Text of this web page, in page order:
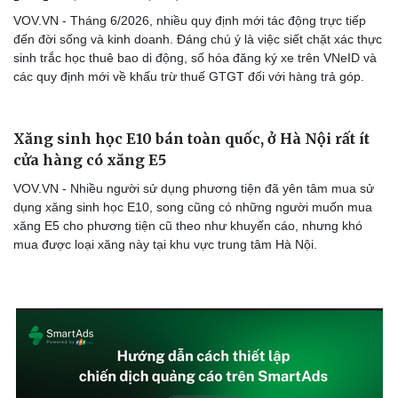
VOV.VN - Tháng 6/2026, nhiều quy định mới tác động trực tiếp
đến đời sống và kinh doanh. Đáng chú ý là việc siết chặt xác thực
sinh trắc học thuê bao di động, số hóa đăng ký xe trên VNeID và
các quy định mới về khấu trừ thuế GTGT đối với hàng trả góp.
Xăng sinh học E10 bán toàn quốc, ở Hà Nội rất ít
cửa hàng có xăng E5
VOV.VN - Nhiều người sử dụng phương tiện đã yên tâm mua sử